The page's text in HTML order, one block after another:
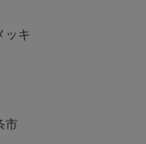
ッキ
市